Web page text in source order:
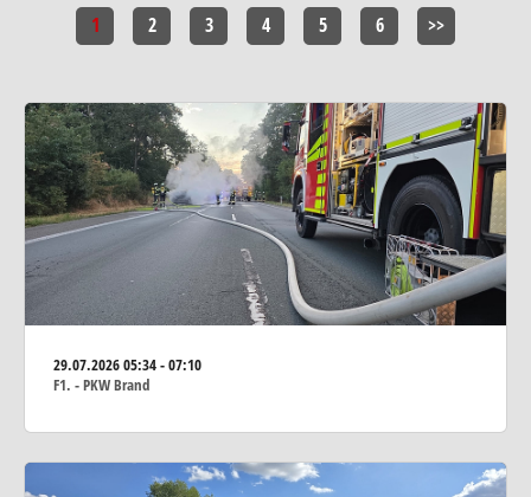
1 2 3 4 5 6 >>
29.07.202605:34 - 07:10
F1. - PKW Brand